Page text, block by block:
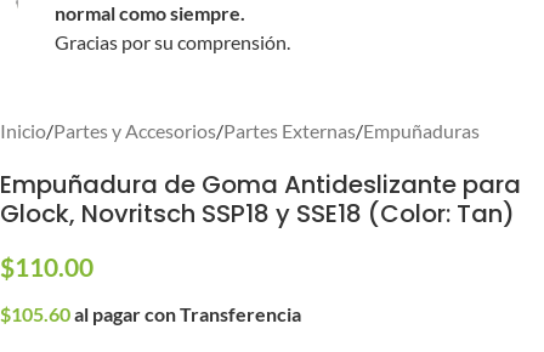
normal como siempre.
Gracias por su comprensión.
Inicio/Partes y Accesorios/Partes Externas/Empuñaduras
Empuñadura de Goma Antideslizante para
Glock, Novritsch SSP18 y SSE18 (Color: Tan)
$110.00
$105.60al pagar con Transferencia